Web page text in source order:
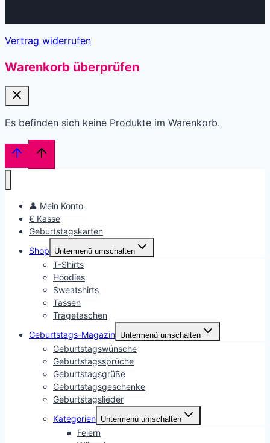
Vertrag widerrufen
Warenkorb überprüfen
Es befinden sich keine Produkte im Warenkorb.
👤 Mein Konto
€ Kasse
Geburtstagskarten
Shop
Untermenü umschalten
T-Shirts
Hoodies
Sweatshirts
Tassen
Tragetaschen
Geburtstags-Magazin Untermenü umschalten
Geburtstagswünsche
Geburtstagssprüche
Geburtstagsgrüße
Geburtstagsgeschenke
Geburtstagslieder
Kategorien Untermenü umschalten
Feiern